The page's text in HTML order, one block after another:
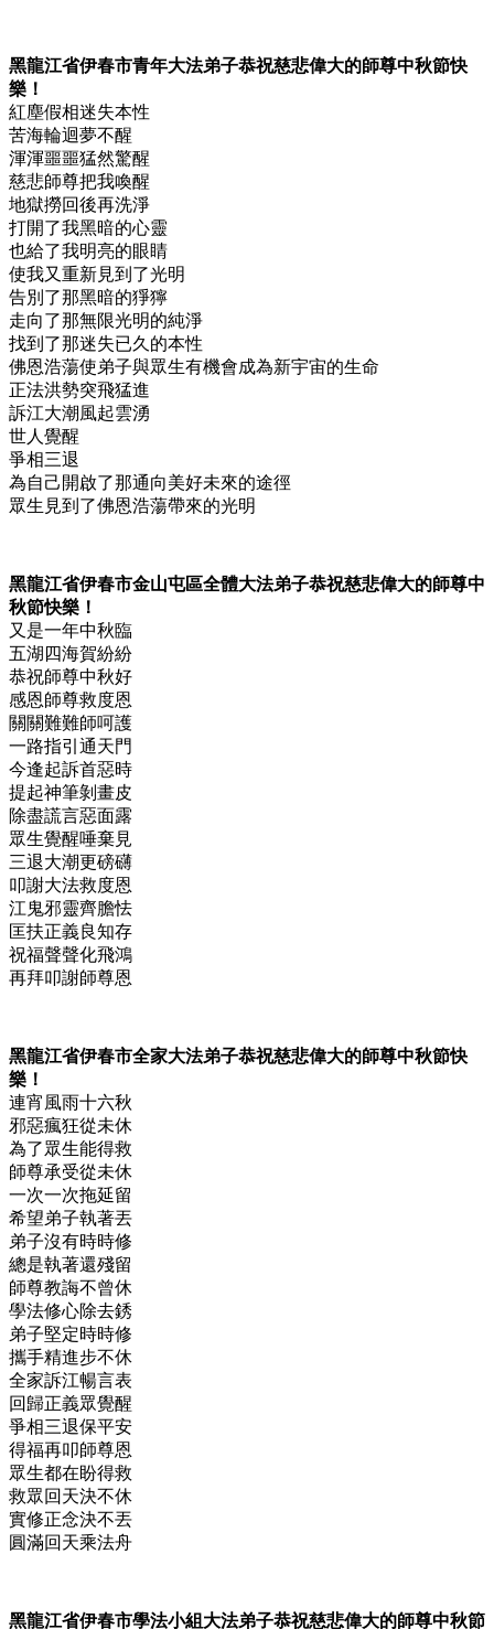
黑龍江省伊春市青年大法弟子恭祝慈悲偉大的師尊中秋節快
樂！
紅塵假相迷失本性
苦海輪迴夢不醒
渾渾噩噩猛然驚醒
慈悲師尊把我喚醒
地獄撈回後再洗淨
打開了我黑暗的心靈
也給了我明亮的眼睛
使我又重新見到了光明
告別了那黑暗的猙獰
走向了那無限光明的純淨
找到了那迷失已久的本性
佛恩浩蕩使弟子與眾生有機會成為新宇宙的生命
正法洪勢突飛猛進
訴江大潮風起雲湧
世人覺醒
爭相三退
為自己開啟了那通向美好未來的途徑
眾生見到了佛恩浩蕩帶來的光明
黑龍江省伊春市金山屯區全體大法弟子恭祝慈悲偉大的師尊中
秋節快樂！
又是一年中秋臨
五湖四海賀紛紛
恭祝師尊中秋好
感恩師尊救度恩
關關難難師呵護
一路指引通天門
今逢起訴首惡時
提起神筆剝畫皮
除盡謊言惡面露
眾生覺醒唾棄見
三退大潮更磅礴
叩謝大法救度恩
江鬼邪靈齊膽怯
匡扶正義良知存
祝福聲聲化飛鴻
再拜叩謝師尊恩
黑龍江省伊春市全家大法弟子恭祝慈悲偉大的師尊中秋節快
樂！
連宵風雨十六秋
邪惡瘋狂從未休
為了眾生能得救
師尊承受從未休
一次一次拖延留
希望弟子執著丟
弟子沒有時時修
總是執著還殘留
師尊教誨不曾休
學法修心除去銹
弟子堅定時時修
攜手精進步不休
全家訴江暢言表
回歸正義眾覺醒
爭相三退保平安
得福再叩師尊恩
眾生都在盼得救
救眾回天決不休
實修正念決不丟
圓滿回天乘法舟
黑龍江省伊春市學法小組大法弟子恭祝慈悲偉大的師尊中秋節